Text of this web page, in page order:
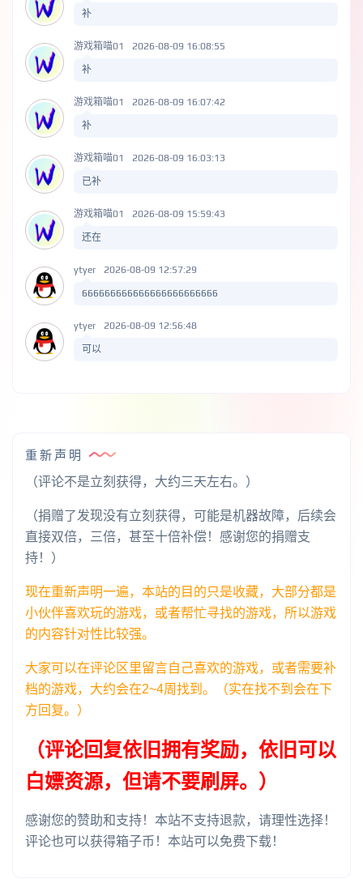
补
游戏箱喵01 2026-08-09 16:08:55
补
游戏箱喵01 2026-08-09 16:07:42
补
游戏箱喵01 2026-08-09 16:03:13
已补
游戏箱喵01 2026-08-09 15:59:43
还在
ytyer 2026-08-09 12:57:29
666666666666666666666666
ytyer 2026-08-09 12:56:48
可以
重新声明
（评论不是立刻获得，大约三天左右。）
（捐赠了发现没有立刻获得，可能是机器故障，后续会
直接双倍，三倍，甚至十倍补偿！感谢您的捐赠支
持！）
现在重新声明一遍，本站的目的只是收藏，大部分都是
小伙伴喜欢玩的游戏，或者帮忙寻找的游戏，所以游戏
的内容针对性比较强。
大家可以在评论区里留言自己喜欢的游戏，或者需要补
档的游戏，大约会在2~4周找到。（实在找不到会在下
方回复。）
（评论回复依旧拥有奖励，依旧可以
白嫖资源，但请不要刷屏。）
感谢您的赞助和支持！本站不支持退款，请理性选择！
评论也可以获得箱子币！本站可以免费下载！